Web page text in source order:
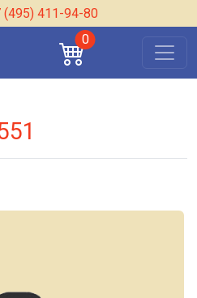
(495) 411-94-80
0